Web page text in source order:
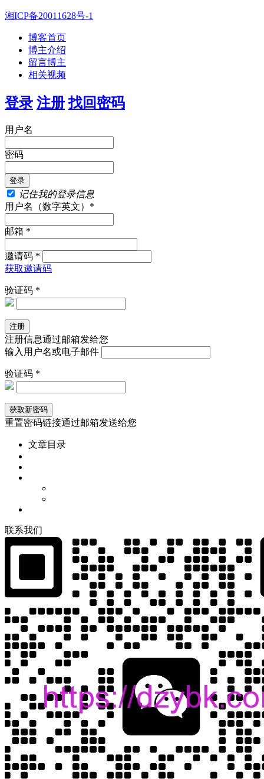
湘ICP备20011628号-1
博客首页
博主介绍
留言博主
相关视频
登录 注册 找回密码
用户名
密码
记住我的登录信息
用户名（数字英文）*
邮箱 *
邀请码 *
获取邀请码
验证码 *
注册信息通过邮箱发给您
输入用户名或电子邮件
验证码 *
重置密码链接通过邮箱发送给您
文章目录
联系我们